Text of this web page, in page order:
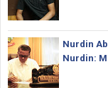
Nurdin
Nurdin: